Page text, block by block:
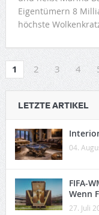
Eigentümern 8
höchste
1 2 3 4
LETZTE ARTIKEL
04.
FIFA-
Wenn
27. Juli